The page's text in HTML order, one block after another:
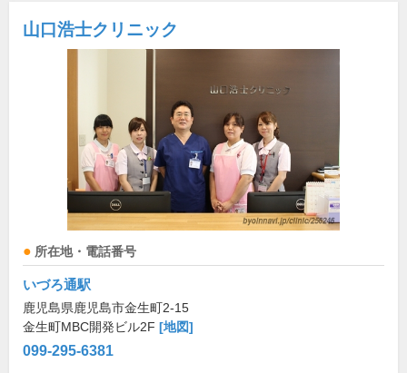
山口浩士クリニック
所在地・電話番号
いづろ通駅
鹿児島県鹿児島市金生町2-15
金生町MBC開発ビル2F [地図]
099-295-6381